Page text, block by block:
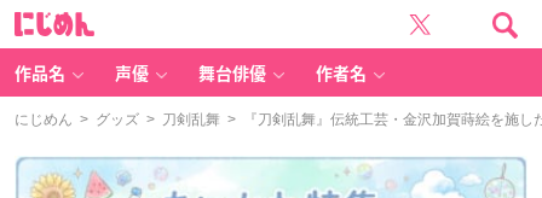
作品名 声優 舞台俳優 作者名
にじめん > グッズ > 刀剣乱舞 > 『刀剣乱舞』伝統工芸・金沢加賀蒔絵を施し